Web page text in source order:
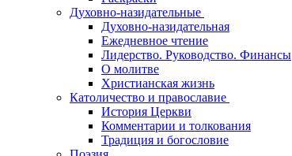
Духовно-назидательные
Духовно-назидательная
Ежедневное чтение
Лидерство. Руководство. Финансы
О молитве
Христианская жизнь
Католичество и православие
История Церкви
Комментарии и толкования
Традиция и богословие